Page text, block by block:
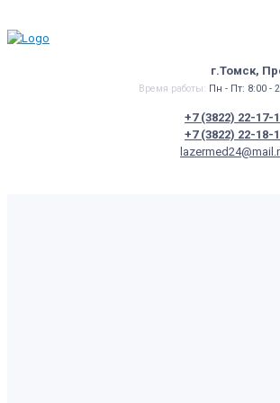
г.Томск,
Время работы: Пн - Пт: 8:00 -
+7 (3822) 22-17-
+7 (3822) 22-18-